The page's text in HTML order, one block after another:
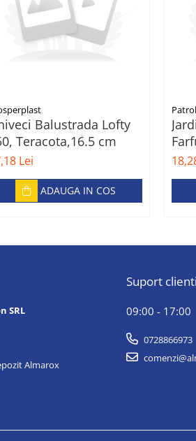
Balustrada Lofty
Teracota,16.5 cm
Lei
ADAUGA IN COS
Patrol
SRL
Almarox
Suport clienti
09:00 - 17:00
0728866973